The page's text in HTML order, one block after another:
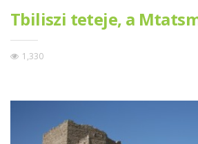
Tbiliszi teteje, a
1,330